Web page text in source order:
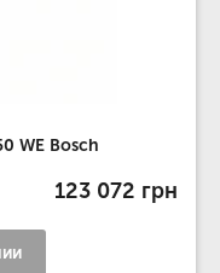
WE Bosch
123 072 грн